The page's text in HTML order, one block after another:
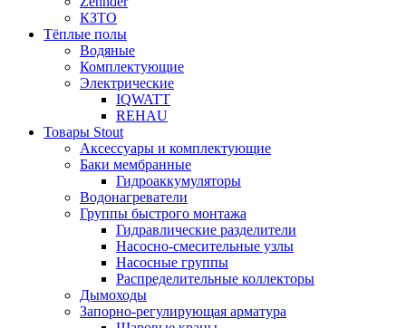
КЗТО
Тёплые полы
Водяные
Комплектующие
Электрические
IQWATT
REHAU
Товары Stout
Аксессуары и комплектующие
Баки мембранные
Гидроаккумуляторы
Водонагреватели
Группы быстрого монтажа
Гидравлические разделители
Насосно-смесительные узлы
Насосные группы
Распределительные коллекторы
Дымоходы
Запорно-регулирующая арматура